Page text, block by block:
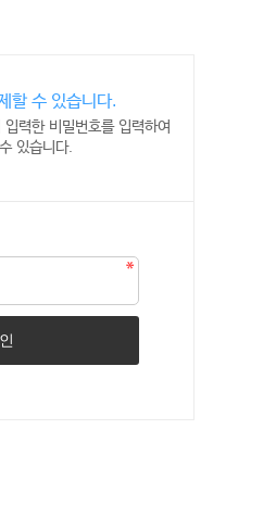
할 수 있습니다.
력한 비밀번호를 입력하여
있습니다.